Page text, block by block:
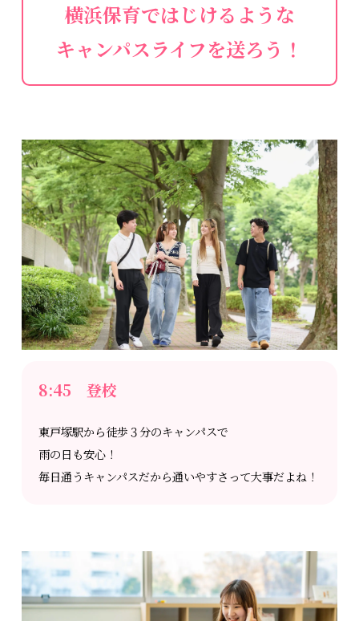
横浜保育ではじけるような
キャンパスライフを送ろう！
8:45 登校
東戸塚駅から徒歩３分のキャンパスで
雨の日も安心！
毎日通うキャンパスだから通いやすさって大事だよね！